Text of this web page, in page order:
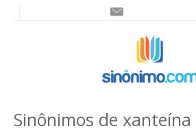
Sinônimos de xanteína